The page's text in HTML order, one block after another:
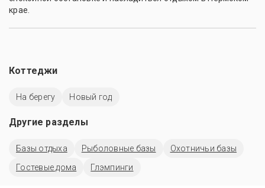
крае.
Коттеджи
На берегу Новый год
Другие разделы
Базы отдыха Рыболовные базы
Охотничьи базы
Гостевые дома
Глэмпинги